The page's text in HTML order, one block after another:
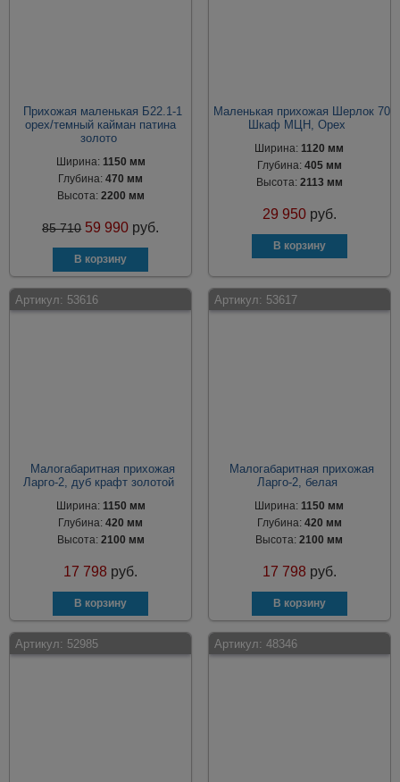
Прихожая маленькая Б22.1-1
орех/темный кайман патина
золото
Ширина: 1150 мм
Глубина:470 мм
Высота: 2200 мм
85 710 59 990 руб.
Маленькая прихожая Шерлок 70
Шкаф МЦН, Орех
Ширина:1120 мм
Глубина: 405 мм
Высота: 2113 мм
29 950 руб.
Артикул: 53616
Малогабаритная прихожая
Ларго-2, дуб крафт золотой
Ширина: 1150 мм
Глубина:420 мм
Высота: 2100 мм
17 798 руб.
Артикул: 53617
Малогабаритная прихожая
Ларго-2, белая
Ширина:1150 мм
Глубина: 420 мм
Высота:2100 мм
17 798 руб.
Артикул: 52985 Артикул: 48346